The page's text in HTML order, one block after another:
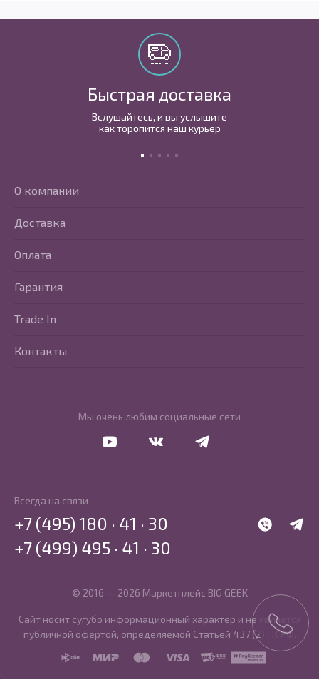
Быстрая доставка
Вслушайтесь, и вы услышите
как торопится наш курьер
Мы очень любим социальные сети
О компании
Доставка
Оплата
Гарантия
Trade In
Контакты
Всегда на связи
WhatsApp
+7 (495) 180 · 41 · 30
+7 (499) 495 · 41 · 30
© 2016 — 2026 Маркетплейс BIG GEEK
Сайт носит сугубо информационный характер и не является
публичной офертой, определяемой Статьей 437 (2) ГК РФ.
SBP
MIR MasterCard
Visa PCI DSS PayKeeper